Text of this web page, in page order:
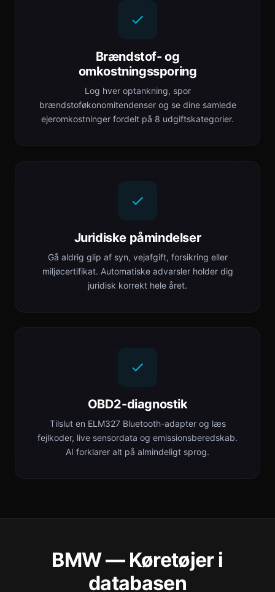
Brændstof- og
omkostningssporing
Log hver optankning, spor
brændstoføkonomitendenser og se dine samlede
ejeromkostninger fordelt på 8 udgiftskategorier.
Juridiske påmindelser
Gå aldrig glip af syn, vejafgift, forsikring eller
miljøcertifikat. Automatiske advarsler holder dig
juridisk korrekt hele året.
OBD2-diagnostik
Tilslut en ELM327 Bluetooth-adapter og læs
fejlkoder, live sensordata og emissionsberedskab.
AI forklarer alt på almindeligt sprog.
BMW — Køretøjer i
databasen